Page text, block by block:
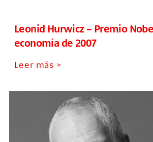
Leonid Hurwicz – Premio
economía de 2007
Leer más >